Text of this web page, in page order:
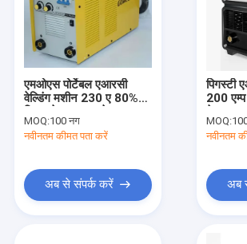
एमओएस पोर्टेबल एआरसी
वेल्डिंग मशीन 230 ए 80%
MOQ:100 नग
नवीनतम कीमत पता करें
अब से संपर्क करें
पिगस्टी
200
MOQ:
नवीनतम
अब